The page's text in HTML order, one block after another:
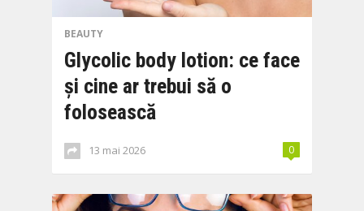
BEAUTY
Glycolic body lotion: ce face
și cine ar trebui să o
folosească
13 mai 2026 0